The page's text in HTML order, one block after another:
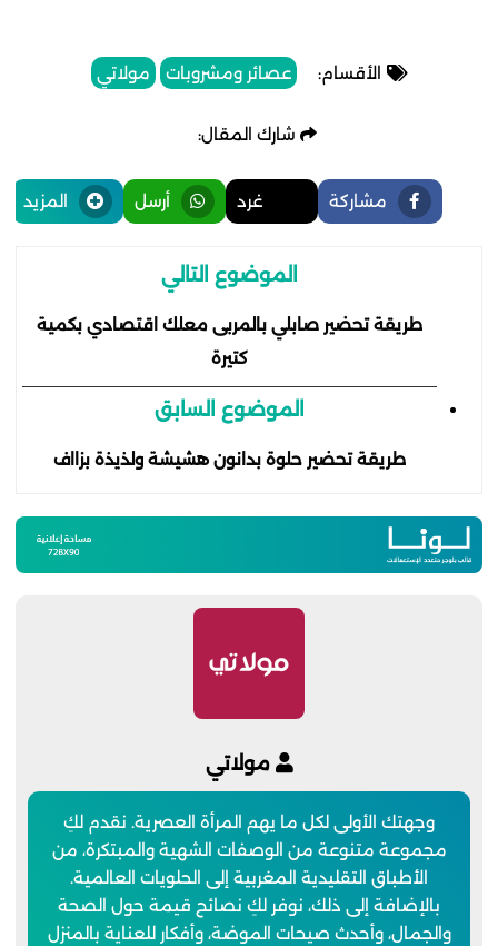
الأقسام: عصائر ومشروبات مولاتي
شارك المقال:
مشاركة غرد أرسل المزيد
الموضوع التالي
طريقة تحضير صابلي بالمربى معلك اقتصادي بكمية
كتيرة
الموضوع السابق
طريقة تحضير حلوة بدانون هشيشة ولذيذة بزااف
مولاتي
وجهتك الأولى لكل ما يهم المرأة العصرية. نقدم لكِ
مجموعة متنوعة من الوصفات الشهية والمبتكرة، من
الأطباق التقليدية المغربية إلى الحلويات العالمية.
بالإضافة إلى ذلك، نوفر لكِ نصائح قيمة حول الصحة
والجمال، وأحدث صيحات الموضة، وأفكار للعناية بالمنزل